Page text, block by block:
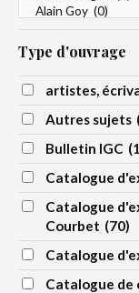
Type d'ouvrage
artistes,
Autres sujets
Bulletin IGC
Catalogue
Catalogue
Courbet (70)
Catalogue
Catalogue de